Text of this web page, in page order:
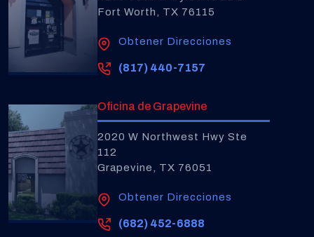
Fort Worth, TX 76115
Obtener Direcciones
(817) 440-7157
Oficina de Grapevine
2020 W Northwest Hwy Ste
112
Grapevine, TX 76051
Obtener Direcciones
(682) 452-6888